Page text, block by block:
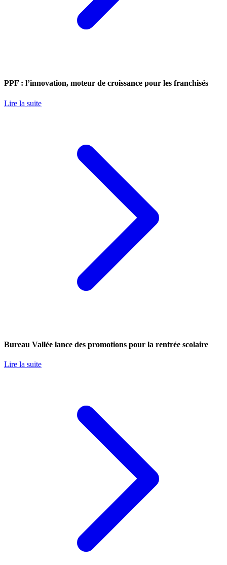
PPF : l’innovation, moteur de croissance pour les franchisés
Lire la suite
Bureau Vallée lance des promotions pour la rentrée scolaire
Lire la suite